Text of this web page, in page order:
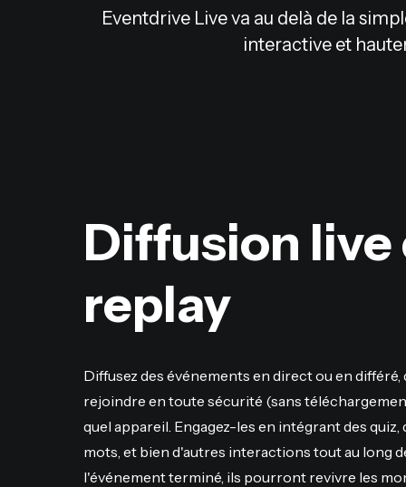
Eventdrive Live va au delà de la
interactive et
Diffusion live
replay
Diffusez des événements en direct ou en
rejoindre en toute sécurité (sans
quel appareil. Engagez-les en intégrant des quiz,
mots, et bien d'autres interactions tout au long
l'événement terminé, ils pourront revivre les